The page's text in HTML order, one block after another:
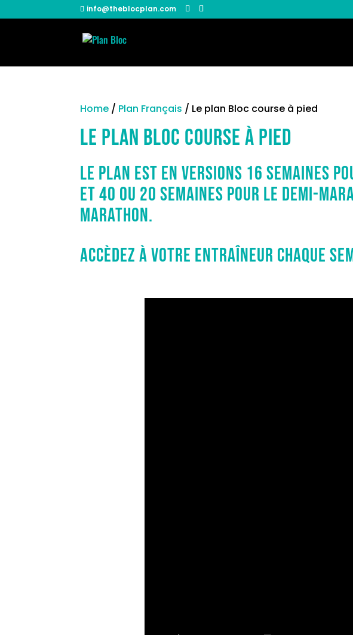
info@theblocplan.com
Home / Plan Français / Le plan Bloc course à pied
Le plan Bloc course à pied
Le plan est en versions 16 semaines
et 40 ou 20 semaines pour le demi-
marathon.
Accèdez à votre entraîneur chaque